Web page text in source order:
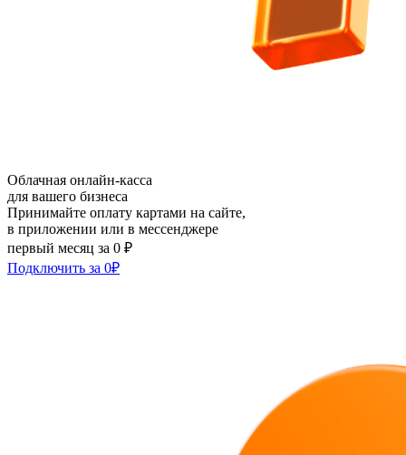
Облачная онлайн-касса
для вашего бизнеса
Принимайте оплату картами на сайте,
в приложении или в мессенджере
первый месяц за 0 ₽
Подключить за 0₽